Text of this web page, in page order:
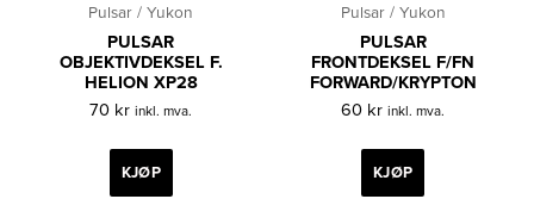
Pulsar / Yukon
PULSAR
OBJEKTIVDEKSEL F.
HELION XP28
70 kr inkl. mva.
KJØP
Pulsar / Yukon
PULSAR
FRONTDEKSEL F/FN
FORWARD/KRYPTON
60 kr inkl. mva.
KJØP